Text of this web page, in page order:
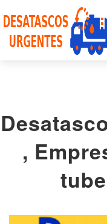
QUIENES SOMOS
ENCUENTRA TU
,